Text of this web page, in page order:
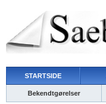
STARTSIDE
Bekendtgørelser